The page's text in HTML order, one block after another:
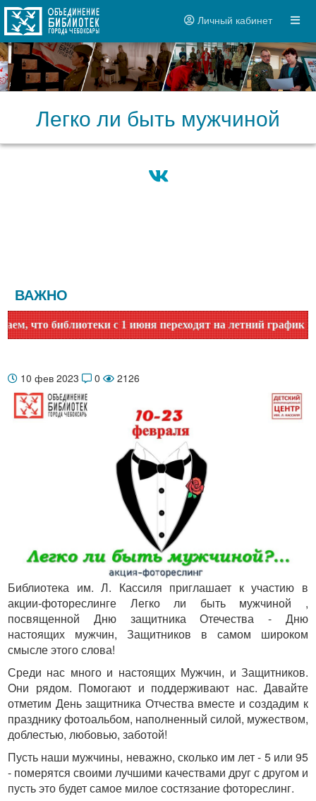
Личный кабинет
Легко ли быть мужчиной
ВАЖНО
что библиотеки с 1 июня переходят на летний график
10 фев 2023 0 2126
Библиотека им. Л. Кассиля приглашает к участию в
акции-фотореслинге Легко ли быть мужчиной ,
посвященной Дню защитника Отечества - Дню
настоящих мужчин, Защитников в самом широком
смысле этого слова!
Среди нас много и настоящих Мужчин, и Защитников.
Они рядом. Помогают и поддерживают нас. Давайте
отметим День защитника Отчества вместе и создадим к
празднику фотоальбом, наполненный силой, мужеством,
доблестью, любовью, заботой!
Пусть наши мужчины, неважно, сколько им лет - 5 или 95
- померятся своими лучшими качествами друг с другом и
пусть это будет самое милое состязание фотореслинг.